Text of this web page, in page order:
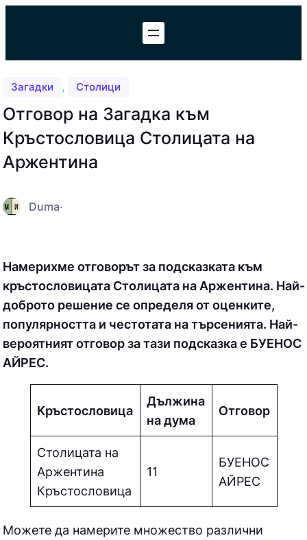
Загадки , Столици
Отговор на Загадка към
Кръстословица Столицата на
Аржентина
Duma·
Намерихме отговорът за подсказката към
кръстословицата Столицата на Аржентина. Най-
доброто решение се определя от оценките,
популярността и честотата на търсенията. Най-
вероятният отговор за тази подсказка е БУЕНОС
АЙРЕС.
Кръстословица
Дължина
на дума
Отговор
Столицата на
Аржентина
Кръстословица
11
БУЕНОС
АЙРЕС
Можете да намерите множество различни